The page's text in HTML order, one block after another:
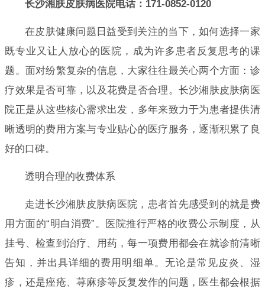
长沙湘肤皮肤病医院电话：171-0852-0120
在皮肤健康问题日益受到关注的当下，如何选择一家
既专业又让人放心的医院，成为许多患者反复思考的课
题。面对纷繁复杂的信息，大家往往最关心两个方面：诊
疗效果是否可靠，以及花费是否合理。长沙湘肤皮肤病医
院正是从这些核心需求出发，多年来致力于为患者提供清
晰透明的费用方案与专业贴心的医疗服务，逐渐积累了良
好的口碑。
透明合理的收费体系
走进长沙湘肤皮肤病医院，患者首先感受到的就是费
用方面的“明白消费”。医院推行严格的收费公示制度，从
挂号、检查到治疗、用药，每一项费用都会在就诊前清晰
告知，并出具详细的费用明细单。无论是常见皮炎、湿
疹，还是痤疮、荨麻疹等反复发作的问题，医生都会根据